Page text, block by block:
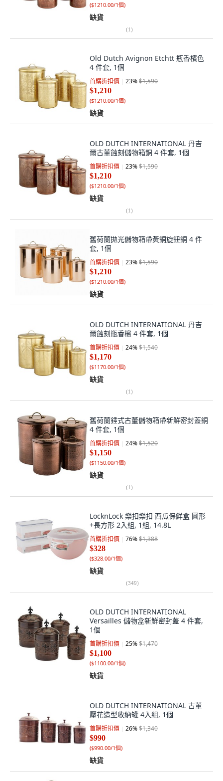
($1210.00/1個)
缺貨
(1)
Old Dutch Avignon Etchtt 瓶香檳色
4 件套, 1個
首購折扣價 23%$1,590
$1,210
($1210.00/1個)
缺貨
OLD DUTCH INTERNATIONAL 丹吉
爾古董蝕刻儲物箱銅 4 件套, 1個
首購折扣價 23%$1,590
$1,210
($1210.00/1個)
缺貨
(1)
舊荷蘭拋光儲物箱帶黃銅旋鈕銅 4 件
套, 1個
首購折扣價 23%$1,590
$1,210
($1210.00/1個)
缺貨
OLD DUTCH INTERNATIONAL 丹吉
爾蝕刻瓶香檳 4 件套, 1個
首購折扣價 24%$1,540
$1,170
($1170.00/1個)
缺貨
(1)
舊荷蘭錘式古董儲物箱帶新鮮密封蓋銅
4 件套, 1個
首購折扣價 24%$1,520
$1,150
($1150.00/1個)
缺貨
(1)
LocknLock 樂扣樂扣 西瓜保鮮盒 圓形
+長方形 2入組, 1組, 14.8L
首購折扣價 76%$1,388
$328
($328.00/1個)
缺貨
(349)
OLD DUTCH INTERNATIONAL
Versailles 儲物盒新鮮密封蓋 4 件套,
1個
首購折扣價 25%$1,470
$1,100
($1100.00/1個)
缺貨
OLD DUTCH INTERNATIONAL 古董
壓花造型收納罐 4入組, 1個
首購折扣價 26%$1,340
$990
($990.00/1個)
缺貨